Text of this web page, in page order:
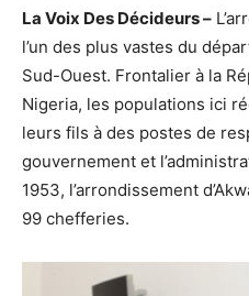
La Voix Des Décideurs –
l’un des plus vastes du
Sud-Ouest. Frontalier à la
Nigeria, les populations ici
leurs fils à des postes de
gouvernement et
1953, l’arrondissement
99 chefferies.